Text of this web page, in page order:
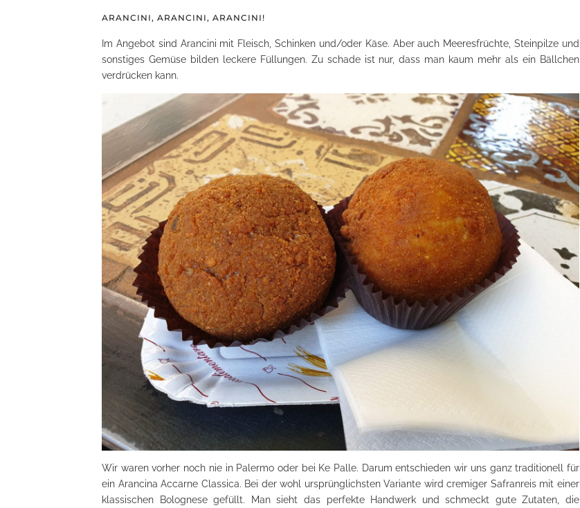
ARANCINI, ARANCINI, ARANCINI!
Im Angebot sind Arancini mit Fleisch, Schinken und/oder Käse. Aber auch Meeresfrüchte, Steinpilze und
sonstiges Gemüse bilden leckere Füllungen. Zu schade ist nur, dass man kaum mehr als ein Bällchen
verdrücken kann.
Wir waren vorher noch nie in Palermo oder bei Ke Palle. Darum entschieden wir uns ganz traditionell für
ein Arancina Accarne Classica. Bei der wohl ursprünglichsten Variante wird cremiger Safranreis mit einer
klassischen Bolognese gefüllt. Man sieht das perfekte Handwerk und schmeckt gute Zutaten, die